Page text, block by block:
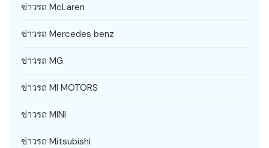
ข่าวรถ McLaren
ข่าวรถ Mercedes benz
ข่าวรถ MG
ข่าวรถ MI MOTORS
ข่าวรถ MINI
ข่าวรถ Mitsubishi